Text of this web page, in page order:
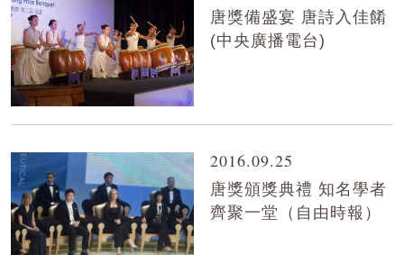
唐獎備盛宴 唐詩入佳餚
(中央廣播電台)
2016.09.25
唐獎頒獎典禮 知名學者
齊聚一堂（自由時報）